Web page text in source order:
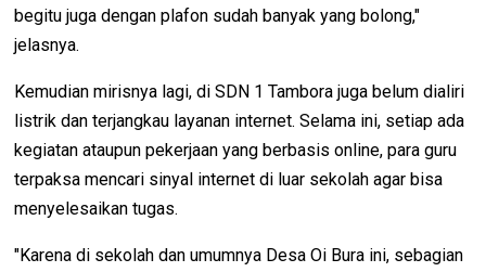
begitu juga dengan plafon sudah banyak yang bolong,"
jelasnya.
Kemudian mirisnya lagi, di SDN 1 Tambora juga belum dialiri
listrik dan terjangkau layanan internet. Selama ini, setiap ada
kegiatan ataupun pekerjaan yang berbasis online, para guru
terpaksa mencari sinyal internet di luar sekolah agar bisa
menyelesaikan tugas.
"Karena di sekolah dan umumnya Desa Oi Bura ini, sebagian